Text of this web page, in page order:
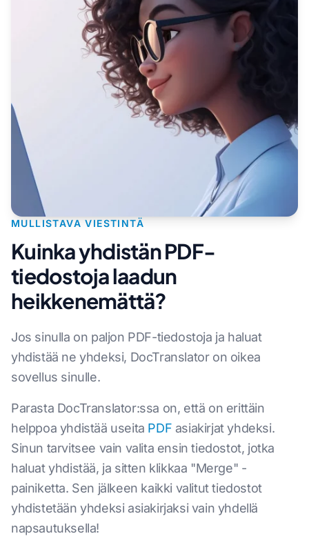
MULLISTAVA VIESTINTÄ
Kuinka yhdistän PDF-
tiedostoja laadun
heikkenemättä?
Jos sinulla on paljon PDF-tiedostoja ja haluat
yhdistää ne yhdeksi, DocTranslator on oikea
sovellus sinulle.
Parasta DocTranslator:ssa on, että on erittäin
helppoa yhdistää useita PDF asiakirjat yhdeksi.
Sinun tarvitsee vain valita ensin tiedostot, jotka
haluat yhdistää, ja sitten klikkaa "Merge" -
painiketta. Sen jälkeen kaikki valitut tiedostot
yhdistetään yhdeksi asiakirjaksi vain yhdellä
napsautuksella!